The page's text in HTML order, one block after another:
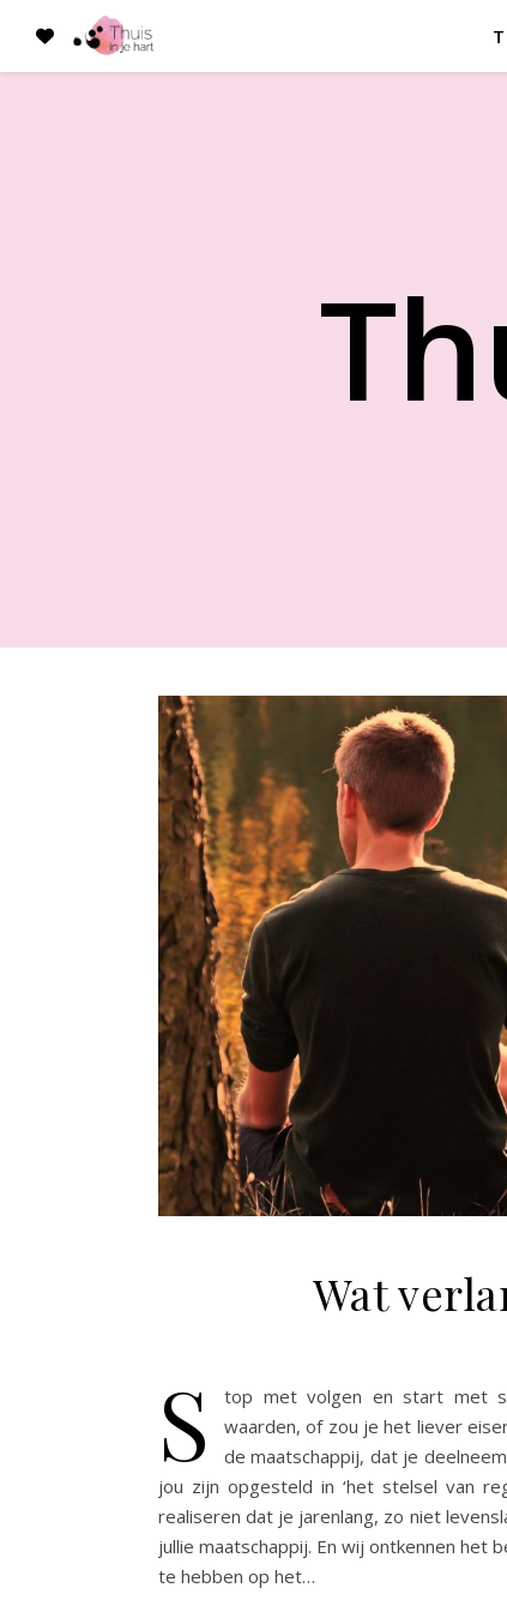
Wat
S
top met volgen en start met
waarden, of zou je het liever
de maatschappij, dat je
jou zijn opgesteld in ‘het stelsel van
realiseren dat je jarenlang, zo niet
jullie maatschappij. En wij ontkennen het
te hebben op het…